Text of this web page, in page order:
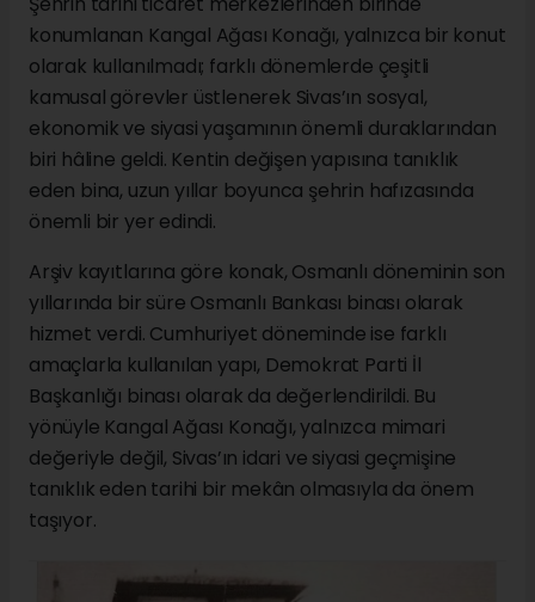
konumlanan Kangal Ağası Konağı, yalnızca bir konut
olarak kullanılmadı; farklı dönemlerde çeşitli
kamusal görevler üstlenerek Sivas’ın sosyal,
ekonomik ve siyasi yaşamının önemli duraklarından
biri hâline geldi. Kentin değişen yapısına tanıklık
eden bina, uzun yıllar boyunca şehrin hafızasında
önemli bir yer edindi.
Arşiv kayıtlarına göre konak, Osmanlı döneminin son
yıllarında bir süre Osmanlı Bankası binası olarak
hizmet verdi. Cumhuriyet döneminde ise farklı
amaçlarla kullanılan yapı, Demokrat Parti İl
Başkanlığı binası olarak da değerlendirildi. Bu
yönüyle Kangal Ağası Konağı, yalnızca mimari
değeriyle değil, Sivas’ın idari ve siyasi geçmişine
tanıklık eden tarihi bir mekân olmasıyla da önem
taşıyor.